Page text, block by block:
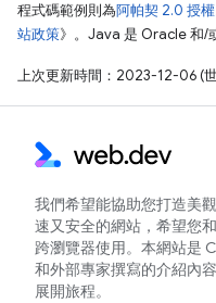
程式碼範例則為阿帕契 2.0 授權
站政策》。Java 是 Oracle 和/
上次更新時間：2023-12-06 (世
我們希望能協助您打造美
速又安全的網站，希望您
跨瀏覽器使用。本網站是
和外部專家撰寫的介紹內
展開旅程。